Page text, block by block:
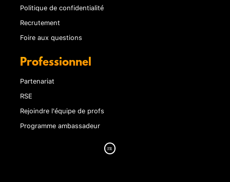
Politique de confidentialité
Recrutement
Foire aux questions
Professionnel
Partenariat
RSE
Rejoindre l'équipe de profs
Programme ambassadeur